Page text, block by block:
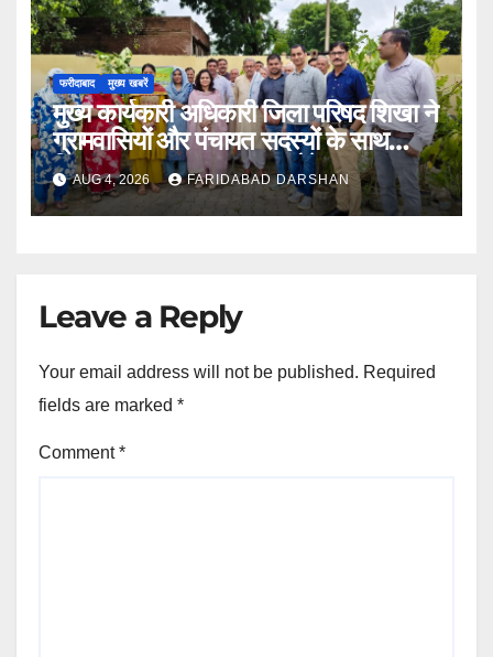
फरीदाबाद मुख्य खबरें
मुख्य कार्यकारी अधिकारी जिला परिषद शिखा ने
ग्रामवासियों और पंचायत सदस्यों के साथ
मिलकर लगाए 100 फलदार पौधे
AUG 4, 2026 FARIDABAD DARSHAN
Leave a Reply
Your email address will not be published. Required
fields are marked *
Comment*